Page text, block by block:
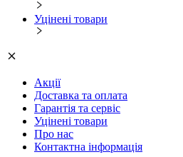
Уцінені товари
Акції
Доставка та оплата
Гарантія та сервіс
Уцінені товари
Про нас
Контактна інформація